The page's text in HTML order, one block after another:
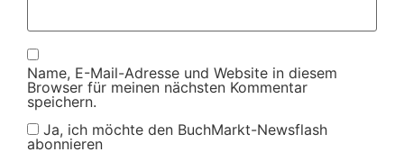
Name, E-Mail-Adresse und Website in diesem
Browser für meinen nächsten Kommentar
speichern.
Ja, ich möchte den BuchMarkt-Newsflash
abonnieren